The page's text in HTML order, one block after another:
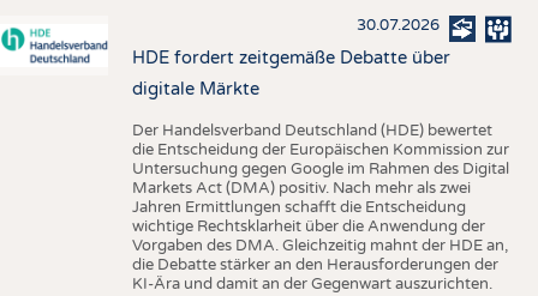
30.07.2026
HDE fordert zeitgemäße Debatte über
digitale Märkte
Der Handelsverband Deutschland (HDE) bewertet
die Entscheidung der Europäischen Kommission zur
Untersuchung gegen Google im Rahmen des Digital
Markets Act (DMA) positiv. Nach mehr als zwei
Jahren Ermittlungen schafft die Entscheidung
wichtige Rechtsklarheit über die Anwendung der
Vorgaben des DMA. Gleichzeitig mahnt der HDE an,
die Debatte stärker an den Herausforderungen der
KI-Ära und damit an der Gegenwart auszurichten.